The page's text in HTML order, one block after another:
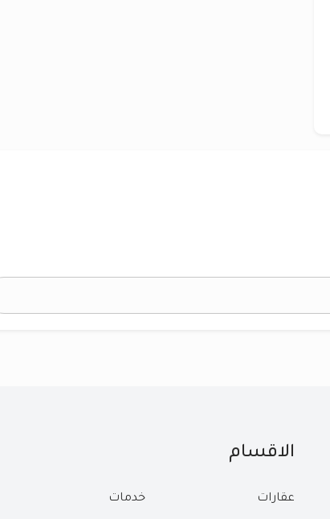
الاقسام
عقارات خدمات